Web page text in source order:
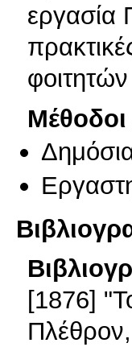
εργασία
φοιτητών
[1876]